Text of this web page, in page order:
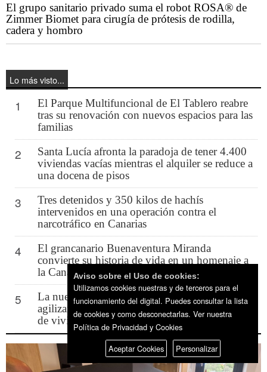
El grupo sanitario privado suma el robot ROSA® de
Zimmer Biomet para cirugía de prótesis de rodilla,
cadera y hombro
Lo más visto...
1
El Parque Multifuncional de El Tablero reabre
tras su renovación con nuevos espacios para las
familias
2
Santa Lucía afronta la paradoja de tener 4.400
viviendas vacías mientras el alquiler se reduce a
una docena de pisos
3
Tres detenidos y 350 kilos de hachís
intervenidos en una operación contra el
narcotráfico en Canarias
4
El grancanario Buenaventura Miranda
convierte su historia de vida en un homenaje a
la Canarias de los años 60 y 70
5
La nueva ley permitirá a los ayuntamientos
agilizar las licencias y acelerar la construcción
de vivienda protegida
Aviso sobre el Uso de cookies:
Utilizamos cookies nuestras y de terceros para el
funcionamiento del digital. Puedes consultar la lista
de cookies y como desconectarlas. Ver nuestra
Política de Privacidad y Cookies
Aceptar Cookies
Personalizar